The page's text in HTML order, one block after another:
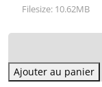
Filesize: 10.62MB
Ajouter au panier